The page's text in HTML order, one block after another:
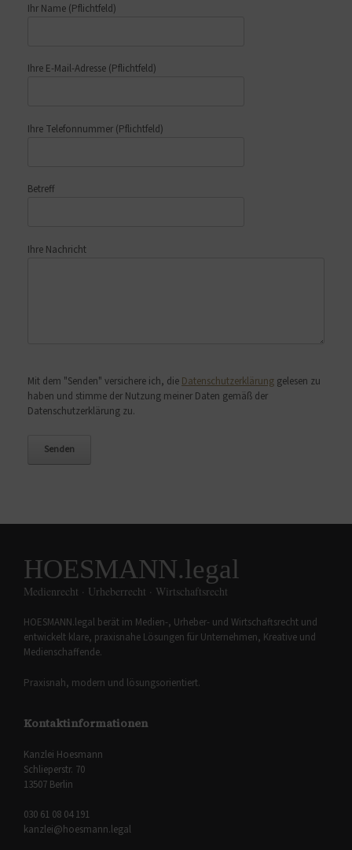
Ihr Name (Pflichtfeld)
Ihre E-Mail-Adresse (Pflichtfeld)
Ihre Telefonnummer (Pflichtfeld)
Betreff
Ihre Nachricht
Mit dem "Senden" versichere ich, die Datenschutzerklärung gelesen zu
haben und stimme der Nutzung meiner Daten gemäß der
Datenschutzerklärung zu.
HOESMANN.legal
Medienrecht · Urheberrecht · Wirtschaftsrecht
HOESMANN.legal berät im Medien-, Urheber- und Wirtschaftsrecht und
entwickelt klare, praxisnahe Lösungen für Unternehmen, Kreative und
Medienschaffende.
Praxisnah, modern und lösungsorientiert.
Kontaktinformationen
Kanzlei Hoesmann
Schlieperstr. 70
13507 Berlin
030 61 08 04 191
kanzlei@hoesmann.legal